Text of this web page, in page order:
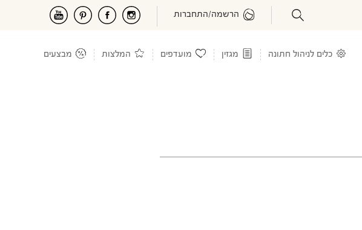
הרשמה/התחברות
כלים לניהול חתונה מגזין מועדפים המלצות מבצעים